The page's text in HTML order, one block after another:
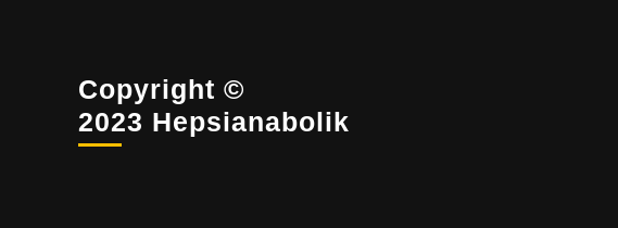
Copyright ©
2023 Hepsianabolik